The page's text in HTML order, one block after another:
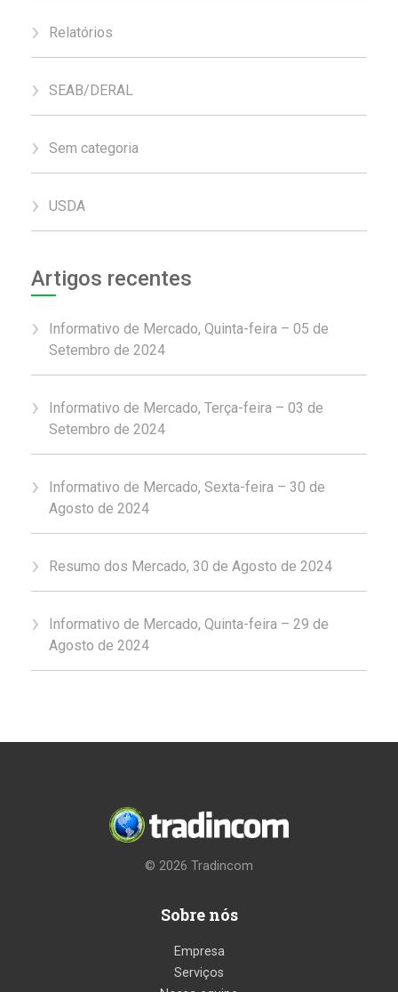
Relatórios
SEAB/DERAL
Sem categoria
USDA
Artigos recentes
Informativo de Mercado, Quinta-feira – 05 de
Setembro de 2024
Informativo de Mercado, Terça-feira – 03 de
Setembro de 2024
Informativo de Mercado, Sexta-feira – 30 de
Agosto de 2024
Resumo dos Mercado, 30 de Agosto de 2024
Informativo de Mercado, Quinta-feira – 29 de
Agosto de 2024
© 2026 Tradincom
Sobre nós
Empresa
Serviços